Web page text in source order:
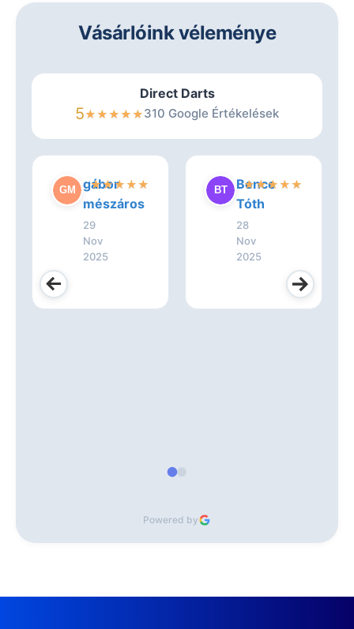
Vásárlóink véleménye
Direct Darts
5★★★★★310 Google Értékelések
gábor
mészáros
29
Nov
2025
★★★★★
Bence
Tóth
28
Nov
2025
★★★★★
Powered by